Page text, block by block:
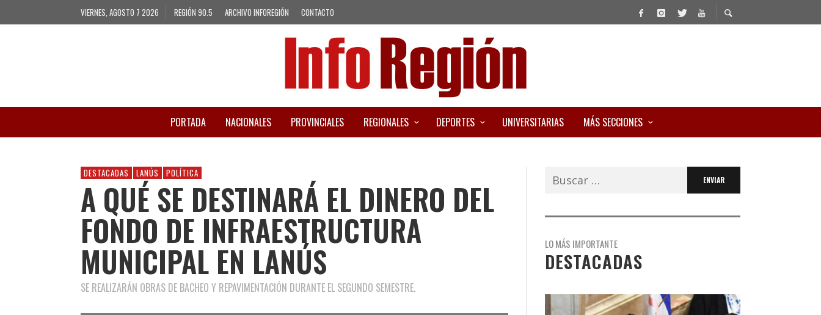
VIERNES, AGOSTO 7 2026 REGIÓN 90.5 ARCHIVO INFOREGIÓN CONTACTO
PORTADA NACIONALES PROVINCIALES REGIONALES DEPORTES UNIVERSITARIAS MÁS SECCIONES
DESTACADAS LANÚS POLÍTICA
A QUÉ SE DESTINARÁ EL DINERO DEL
FONDO DE INFRAESTRUCTURA
MUNICIPAL EN LANÚS
SE REALIZARÁN OBRAS DE BACHEO Y REPAVIMENTACIÓN DURANTE EL SEGUNDO SEMESTRE.
Buscar:
LO MÁS IMPORTANTE
DESTACADAS